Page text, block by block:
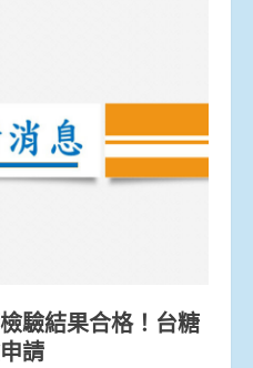
驗結果合格！台糖
請